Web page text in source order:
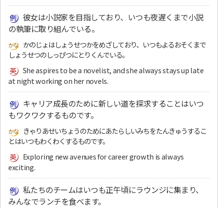
彼女は小説家を目指しており、いつも夜遅くまで小説
の執筆に取り組んでいる。
かのじょはしょうせつかをめざしており、いつもよるおそくまで
しょうせつのしっぴつにとりくんでいる。
She aspires to be a novelist, and she always stays up late
at night working on her novels.
キャリア成長のために新しい道を探求することはいつ
もワクワクするものです。
きゃりあせいちょうのためにあたらしいみちをたんきゅうするこ
とはいつもわくわくするものです。
Exploring new avenues for career growth is always
exciting.
私たちのチームはいつも正午頃にラウンジに集まり、
みんなでランチを食べます。